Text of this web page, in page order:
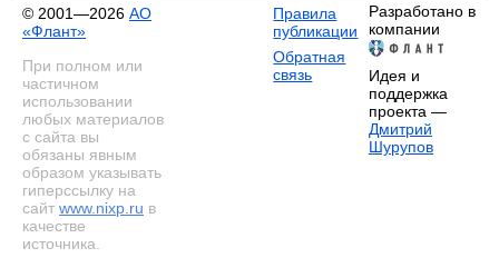
© 2001—2026 АО
«Флант»
При полном или
частичном
использовании
любых материалов
с сайта вы
обязаны явным
образом указывать
гиперссылку на
сайт www.nixp.ru в
качестве
источника.
Правила
публикации
Обратная
связь
Разработано в
компании
Идея и
поддержка
проекта —
Дмитрий
Шурупов